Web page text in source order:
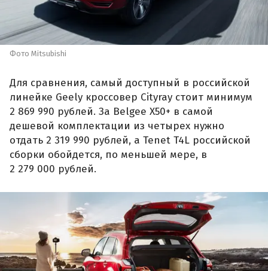
Фото Mitsubishi
Для сравнения, самый доступный в российской
линейке Geely кроссовер Cityray стоит минимум
2 869 990 рублей. За Belgee X50+ в самой
дешевой комплектации из четырех нужно
отдать 2 319 990 рублей, а Tenet T4L российской
сборки обойдется, по меньшей мере, в
2 279 000 рублей.